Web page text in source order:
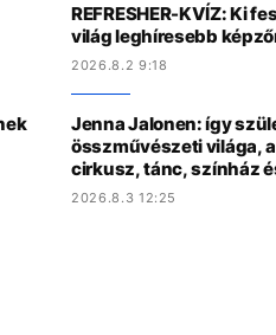
REFRESHER-KVÍZ: Ki
világ leghíresebb
2026.8.2 9:18
Jenna Jalonen: így
összművészeti világa,
cirkusz, tánc, színház
2026.8.3 12:25